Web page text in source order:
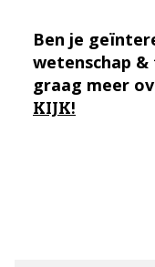
Ben je
wetenschap
graag meer
KIJK!